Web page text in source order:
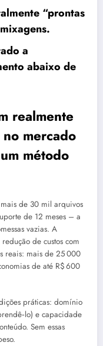
“prontas
a
abaixo de
realmente
mercado
método
de 30 mil arquivos
de 12 meses – a
vazias. A
de custos com
reais: mais de 25 000
de até R$ 600
práticas: domínio
e capacidade
Sem essas